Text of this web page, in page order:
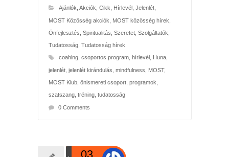
Ajánlók Akciók Cikk Hírlevél, Jelenlét,
MOST Közösség akciók MOST közösség hírek
Önfejlesztés Spiritualitás Szeretet, Szolgáltatók
Tudatosság, Tudatosság hírek
coahing, csoportos program, hírlevél, Huna,
jelenlét, jelenlét kirándulás mindfulness MOST,
MOST Klub, önismereti csoport, programok
szatszang, tréning, tudatosság
0 Comments
03